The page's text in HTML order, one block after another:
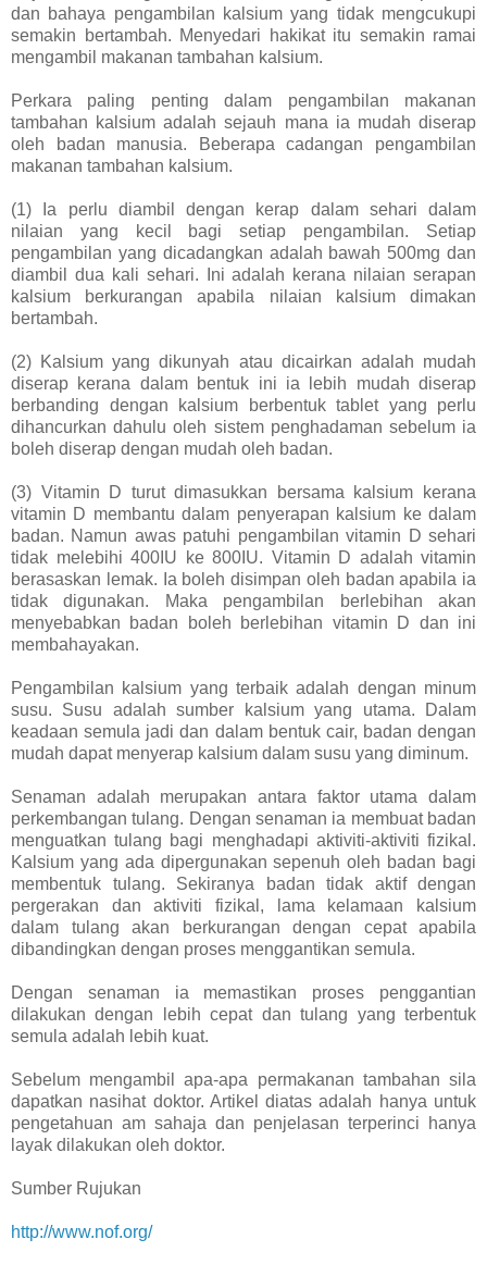
dan bahaya pengambilan kalsium yang tidak mengcukupi
semakin bertambah. Menyedari hakikat itu semakin ramai
mengambil makanan tambahan kalsium.
Perkara paling penting dalam pengambilan makanan
tambahan kalsium adalah sejauh mana ia mudah diserap
oleh badan manusia. Beberapa cadangan pengambilan
makanan tambahan kalsium.
(1) Ia perlu diambil dengan kerap dalam sehari dalam
nilaian yang kecil bagi setiap pengambilan. Setiap
pengambilan yang dicadangkan adalah bawah 500mg dan
diambil dua kali sehari. Ini adalah kerana nilaian serapan
kalsium berkurangan apabila nilaian kalsium dimakan
bertambah.
(2) Kalsium yang dikunyah atau dicairkan adalah mudah
diserap kerana dalam bentuk ini ia lebih mudah diserap
berbanding dengan kalsium berbentuk tablet yang perlu
dihancurkan dahulu oleh sistem penghadaman sebelum ia
boleh diserap dengan mudah oleh badan.
(3) Vitamin D turut dimasukkan bersama kalsium kerana
vitamin D membantu dalam penyerapan kalsium ke dalam
badan. Namun awas patuhi pengambilan vitamin D sehari
tidak melebihi 400IU ke 800IU. Vitamin D adalah vitamin
berasaskan lemak. Ia boleh disimpan oleh badan apabila ia
tidak digunakan. Maka pengambilan berlebihan akan
menyebabkan badan boleh berlebihan vitamin D dan ini
membahayakan.
Pengambilan kalsium yang terbaik adalah dengan minum
susu. Susu adalah sumber kalsium yang utama. Dalam
keadaan semula jadi dan dalam bentuk cair, badan dengan
mudah dapat menyerap kalsium dalam susu yang diminum.
Senaman adalah merupakan antara faktor utama dalam
perkembangan tulang. Dengan senaman ia membuat badan
menguatkan tulang bagi menghadapi aktiviti-aktiviti fizikal.
Kalsium yang ada dipergunakan sepenuh oleh badan bagi
membentuk tulang. Sekiranya badan tidak aktif dengan
pergerakan dan aktiviti fizikal, lama kelamaan kalsium
dalam tulang akan berkurangan dengan cepat apabila
dibandingkan dengan proses menggantikan semula.
Dengan senaman ia memastikan proses penggantian
dilakukan dengan lebih cepat dan tulang yang terbentuk
semula adalah lebih kuat.
Sebelum mengambil apa-apa permakanan tambahan sila
dapatkan nasihat doktor. Artikel diatas adalah hanya untuk
pengetahuan am sahaja dan penjelasan terperinci hanya
layak dilakukan oleh doktor.
Sumber Rujukan
http://www.nof.org/